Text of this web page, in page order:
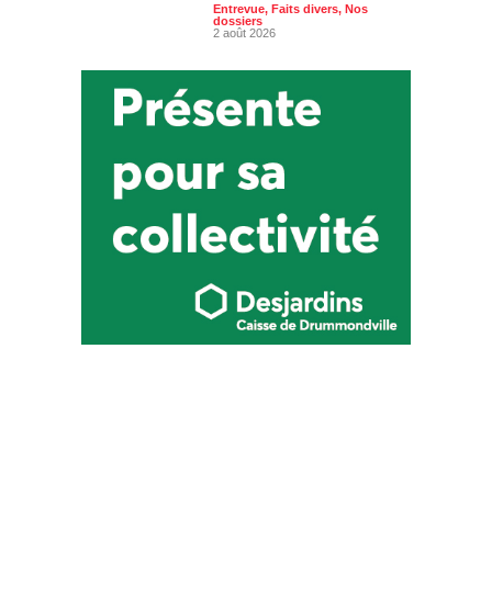
Entrevue, Faits divers, Nos
dossiers
2 août 2026